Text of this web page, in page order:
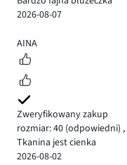
2026-08-07
5
AINA
Zweryfikowany zakup
rozmiar: 40 (odpowiedni) ,
Tkanina jest cienka
2026-08-02